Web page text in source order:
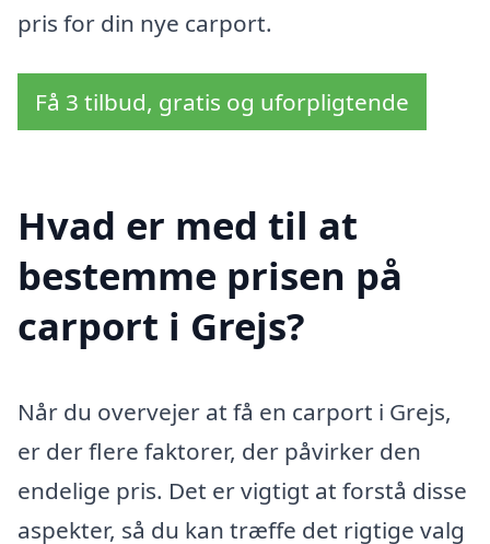
pris for din nye carport.
Få 3 tilbud, gratis og uforpligtende
Hvad er med til at
bestemme prisen på
carport i Grejs?
Når du overvejer at få en carport i Grejs,
er der flere faktorer, der påvirker den
endelige pris. Det er vigtigt at forstå disse
aspekter, så du kan træffe det rigtige valg